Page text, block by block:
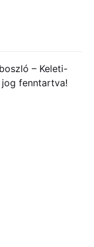
– Keleti-
jog fenntartva!